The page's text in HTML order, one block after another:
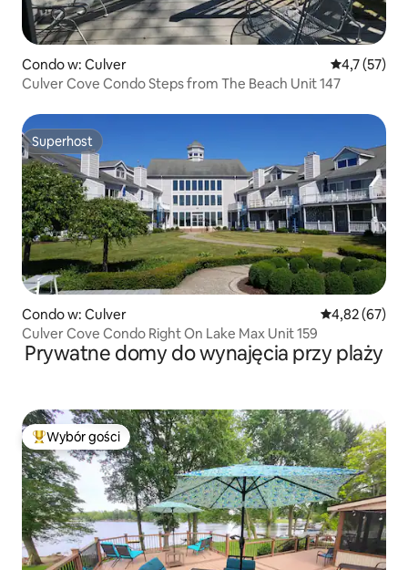
Condo w: Culver Średnia
4,7 (57)
Culver Cove Condo Steps from The Beach Unit 147
Superhost
Superhost
Condo w: Culver Średnia
4,82 (67)
Culver Cove Condo Right On Lake Max Unit 159
Prywatne domy do wynajęcia przy plaży
Najpopularniejsze z kategorii Wybór gości
Wybór gości